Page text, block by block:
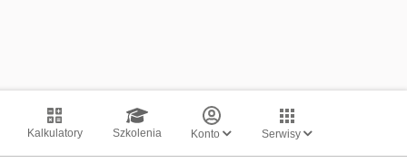
Kalkulatory Szkolenia Konto Serwisy